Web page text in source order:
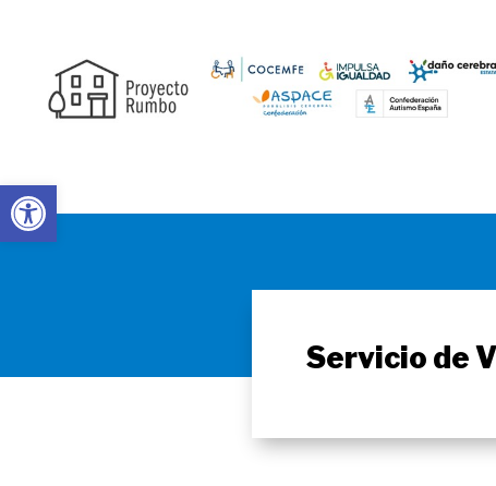
Abrir barra de herramientas
Servicio de